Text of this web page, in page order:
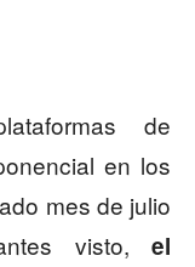
de
en los
mes de julio
visto, el